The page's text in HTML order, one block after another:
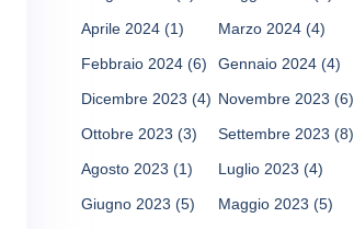
Aprile 2024 (1) Marzo 2024 (4)
Febbraio 2024 (6) Gennaio 2024 (4)
Dicembre 2023 (4) Novembre 2023 (6)
Ottobre 2023 (3) Settembre 2023 (8)
Agosto 2023 (1) Luglio 2023 (4)
Giugno 2023 (5) Maggio 2023 (5)